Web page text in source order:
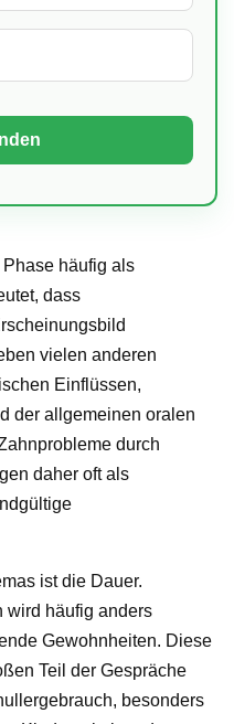
häufig als
dass
vielen anderen
Einflüssen,
der allgemeinen oralen
durch
daher oft als
ist die Dauer.
wird häufig anders
Gewohnheiten. Diese
Teil der Gespräche
besonders